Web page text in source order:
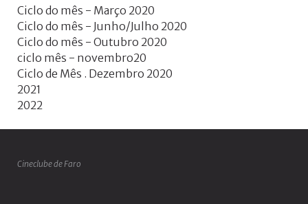
Ciclo do mês - Março 2020
Ciclo do mês - Junho/Julho 2020
Ciclo do mês - Outubro 2020
ciclo mês - novembro20
Ciclo de Mês . Dezembro 2020
2021
2022
Cineclube de Faro